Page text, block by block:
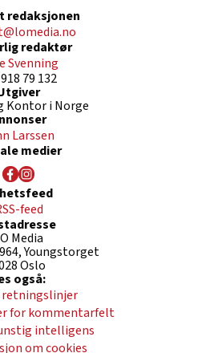
redaksjonen
redaktør
Svenning
79 132
Kontor i Norge
Larssen
medier
feed
Media
Youngstorget
Oslo
også:
retningslinjer
for kommentarfelt
intelligens
om cookies